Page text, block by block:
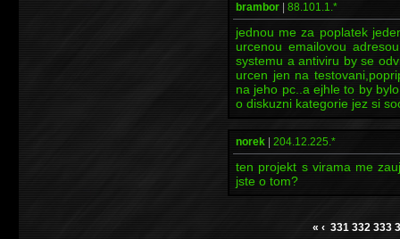
brambor 88.101.1.*
jednou me za poplatek
urcenou emailovou
systemu a antiviru by se
urcen jen na
na jeho pc..a ejhle to by
o diskuzni kategorie jez si
norek 204.12.225.*
ten projekt s virama me
jste o tom?
« ‹ 331 332 333